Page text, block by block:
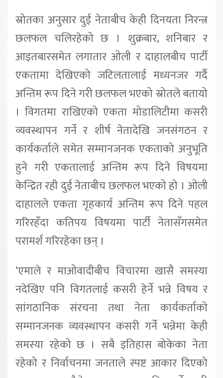
स्रोतका अनुसार दुई नेताबीच केही दिनयता निरन्त्र
छलफल चलिरहेको छ । शुक्रबार, शनिबार र
आइतबारसमेत लगातार ओली र दाहालबीच पार्टी
एकतामा देखिएको जटिलतालाई मध्यनजर गर्दै
अन्तिम रूप दिने गरी छलफल भएको स्रोतले बतायो
। विगतमा राखिएको एकता मोडालिटीमा कसरी
व्यवस्थापन गर्ने र शीर्ष नेतादेखि जनसंगठन र
कार्यकर्ताले समेत सम्मानजनक एकताको अनुभूति
हुने गरी एकतालाई अन्तिम रूप दिने विषयमा
केन्द्रित रही दुई नेताबीच छलफल भएको हो । ओली
दाहालले एकता गृहकार्य अन्तिम रूप दिने पहल
गरिरहँदा कतिपय विषयमा पार्टी नेतासँगसमेत
परामर्श गरिरहेका छन् ।
‘एमाले र माओवादीबीच विचारमा खासै समस्या
नदेखिए पनि विगतलाई कसरी हेर्ने भन्ने विषय र
सांगठानिक संरचना तथा नेता कार्यकर्ताको
सम्मानजनक व्यवस्थापन कसरी गर्ने भन्नेमा केही
समस्या रहेको छ । सबै इतिहास बोकेका नेता
रहेको र निर्वाचनमा जनताले स्पष्ट आकार दिएको